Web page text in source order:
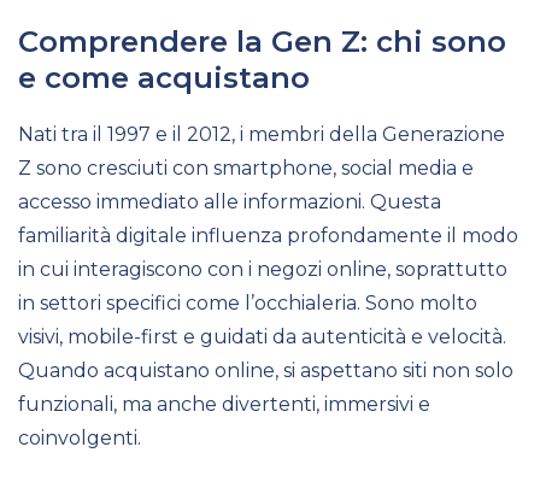
Comprendere la Gen Z: chi sono
e come acquistano
Nati tra il 1997 e il 2012, i membri della Generazione
Z sono cresciuti con smartphone, social media e
accesso immediato alle informazioni. Questa
familiarità digitale influenza profondamente il modo
in cui interagiscono con i negozi online, soprattutto
in settori specifici come l’occhialeria. Sono molto
visivi, mobile-first e guidati da autenticità e velocità.
Quando acquistano online, si aspettano siti non solo
funzionali, ma anche divertenti, immersivi e
coinvolgenti.